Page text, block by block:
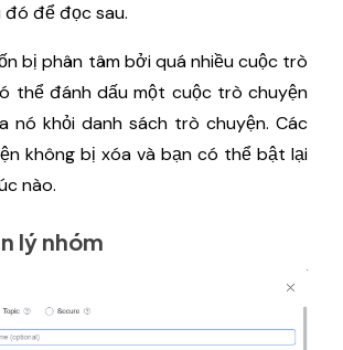
để đọc sau.
bị phân tâm bởi quá nhiều cuộc trò
thể đánh dấu một cuộc trò chuyện
nó khỏi danh sách trò chuyện. Các
không bị xóa và bạn có thể bật lại
nào.
lý nhóm